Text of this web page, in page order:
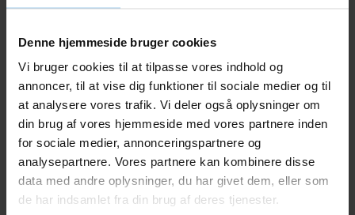
Denne hjemmeside bruger cookies
Vi bruger cookies til at tilpasse vores indhold og
annoncer, til at vise dig funktioner til sociale medier og til
at analysere vores trafik. Vi deler også oplysninger om
din brug af vores hjemmeside med vores partnere inden
for sociale medier, annonceringspartnere og
analysepartnere. Vores partnere kan kombinere disse
data med andre oplysninger, du har givet dem, eller som
de har indsamlet fra din brug af deres tjenester.
Brun fidele 30 x 40 cm
1/4
Pris DKK 240,00
FraDKK 200,00
DKK 250,00 inkl. moms
Køb nu
På lager
Brun fidele 60 x 80 cm
Pris DKK 215,00
FraDKK 190,00
DKK 237,50 inkl. moms
På lager